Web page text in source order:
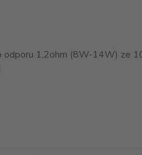
odporu 1,2ohm (8W-14W) ze